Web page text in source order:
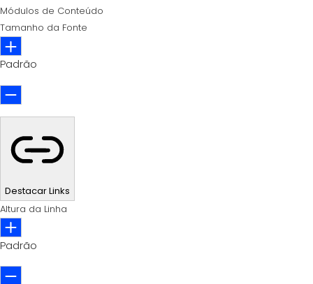
Módulos de Conteúdo
Tamanho da Fonte
Padrão
Destacar Links
Altura da Linha
Padrão